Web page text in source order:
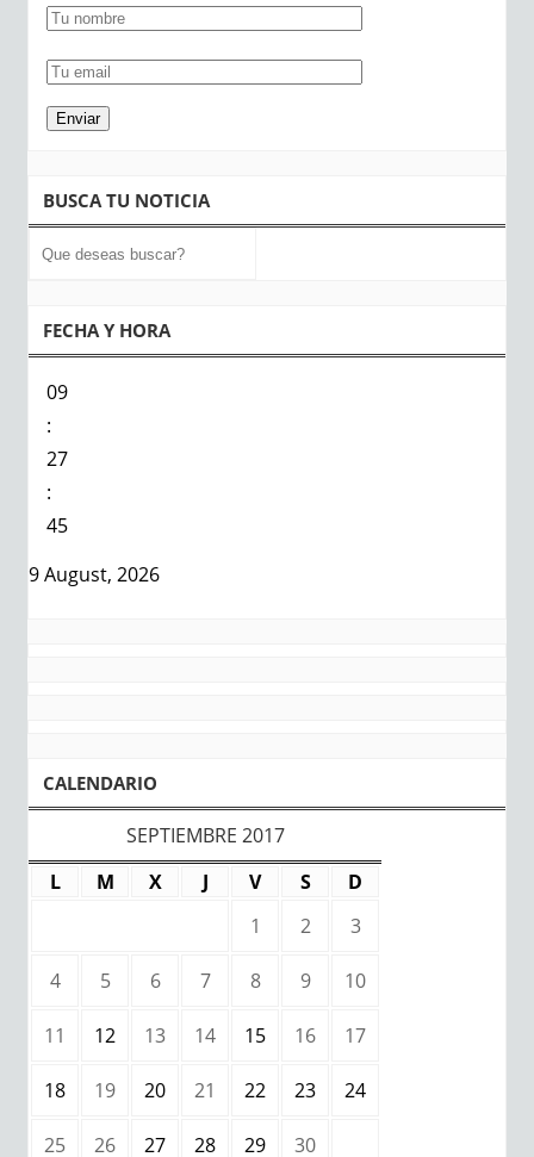
BUSCA TU NOTICIA
FECHA Y HORA
09
:
27
:
45
9 August, 2026
CALENDARIO
SEPTIEMBRE 2017
L
M X J V S
D
1
2 3
4 5 6 7 8 9 10
11 12 13 14 15 16 17
18 19 20 21 22 23 24
25 26 27 28 29 30